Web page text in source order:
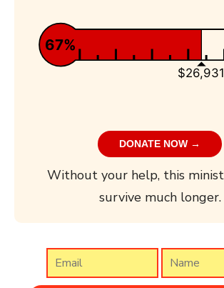
$26,931
67%
DONATE NOW →
Without your help, this
survive much longer.